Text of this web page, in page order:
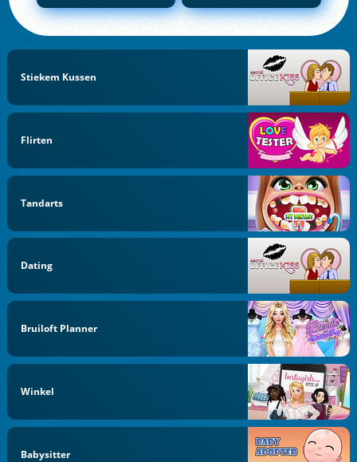
Stiekem Kussen
Flirten
Tandarts
Dating
Bruiloft Planner
Winkel
Babysitter